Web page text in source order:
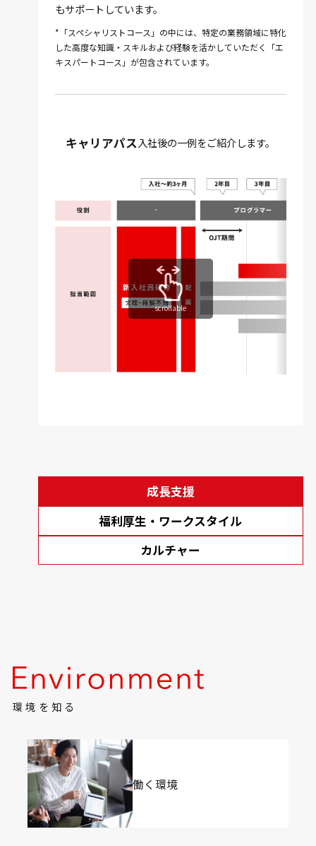
もサポートしています。
*「スペシャリストコース」の中には、特定の業務領域に特化
した高度な知識・スキルおよび経験を活かしていただく「エ
キスパートコース」が包含されています。
キャリアパス 入社後の一例をご紹介します。
scrollable
成長支援
福利厚生・ワークスタイル
カルチャー
環境を知る
働く環境